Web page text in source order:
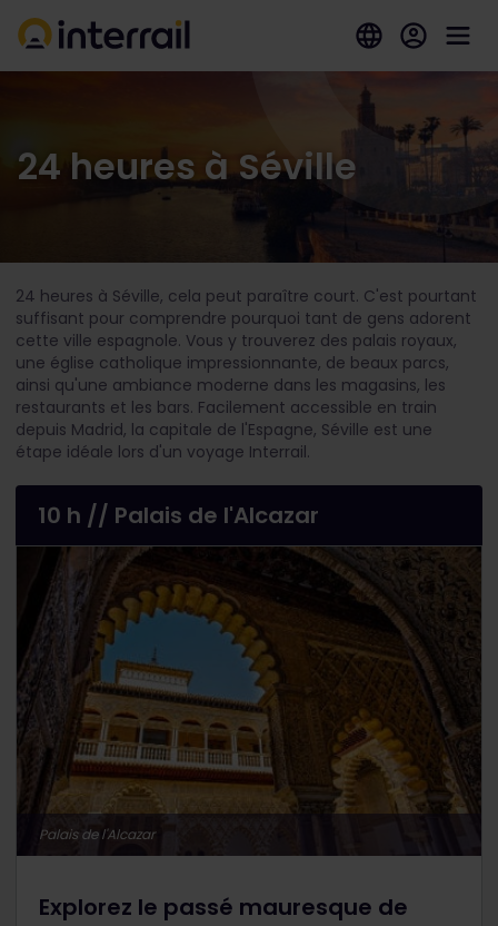
24 heures à Séville
24 heures à Séville, cela peut paraître court. C'est pourtant
suffisant pour comprendre pourquoi tant de gens adorent
cette ville espagnole. Vous y trouverez des palais royaux,
une église catholique impressionnante, de beaux parcs,
ainsi qu'une ambiance moderne dans les magasins, les
restaurants et les bars. Facilement accessible en train
depuis Madrid, la capitale de l'Espagne, Séville est une
étape idéale lors d'un voyage Interrail.
10 h // Palais de l'Alcazar
Palais de l'Alcazar
Explorez le passé mauresque de